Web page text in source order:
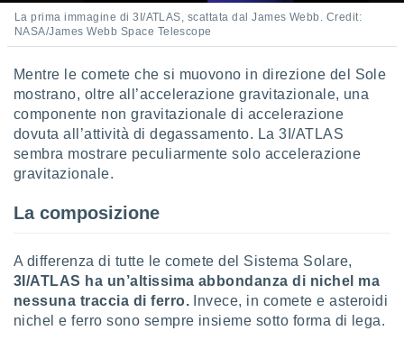
La prima immagine di 3I/ATLAS, scattata dal James Webb. Credit:
NASA/James Webb Space Telescope
Mentre le comete che si muovono in direzione del Sole
mostrano, oltre all’accelerazione gravitazionale, una
componente non gravitazionale di accelerazione
dovuta all’attività di degassamento. La 3I/ATLAS
sembra mostrare peculiarmente solo accelerazione
gravitazionale.
La composizione
A differenza di tutte le comete del Sistema Solare,
3I/ATLAS ha un’altissima abbondanza di nichel ma
nessuna traccia di ferro. Invece, in comete e asteroidi
nichel e ferro sono sempre insieme sotto forma di lega.